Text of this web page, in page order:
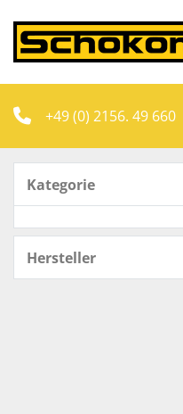
+49 (0) 2156. 49 660
Kategorie
Hersteller